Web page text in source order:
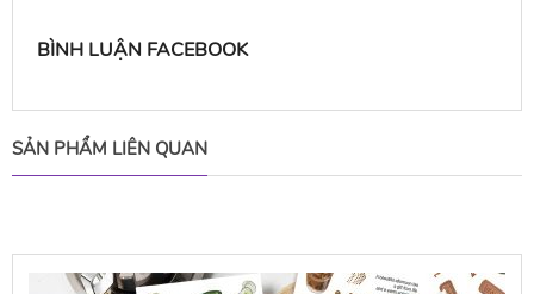
BÌNH LUẬN FACEBOOK
SẢN PHẨM LIÊN QUAN